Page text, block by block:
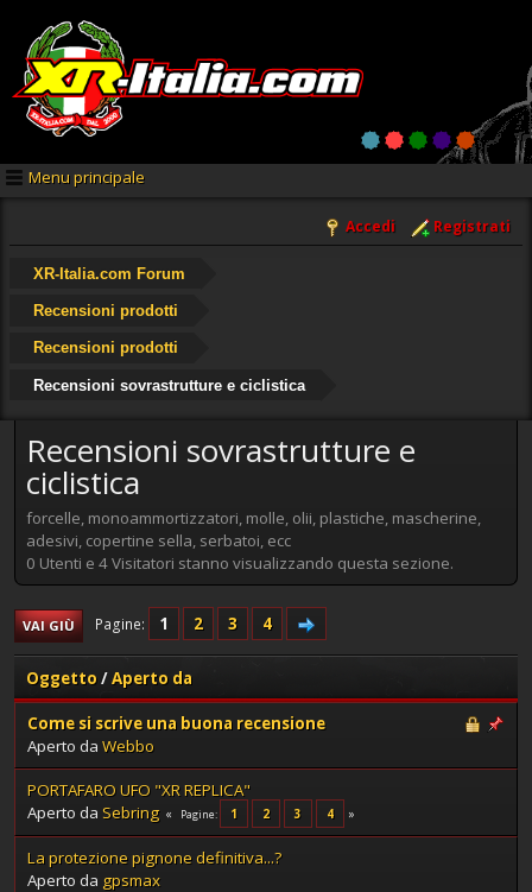
Menu principale
Accedi Registrati
XR-Italia.com Forum
Recensioni prodotti
Recensioni prodotti
Recensioni sovrastrutture e ciclistica
Recensioni sovrastrutture e
ciclistica
forcelle, monoammortizzatori, molle, olii, plastiche, mascherine,
adesivi, copertine sella, serbatoi, ecc
0 Utenti e 4 Visitatori stanno visualizzando questa sezione.
VAI GIÙ Pagine 1 2 3 4
Oggetto/Aperto da
Come si scrive una buona recensione
Aperto da Webbo
PORTAFARO UFO "XR REPLICA"
Aperto da Sebring Pagine 1 2 3 4
La protezione pignone definitiva...?
Aperto da gpsmax